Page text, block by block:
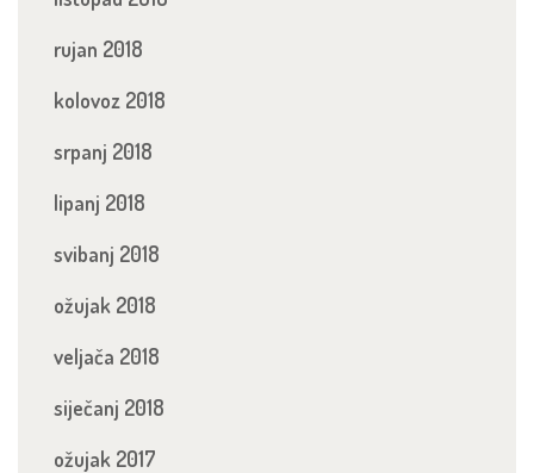
rujan 2018
kolovoz 2018
srpanj 2018
lipanj 2018
svibanj 2018
ožujak 2018
veljača 2018
siječanj 2018
ožujak 2017